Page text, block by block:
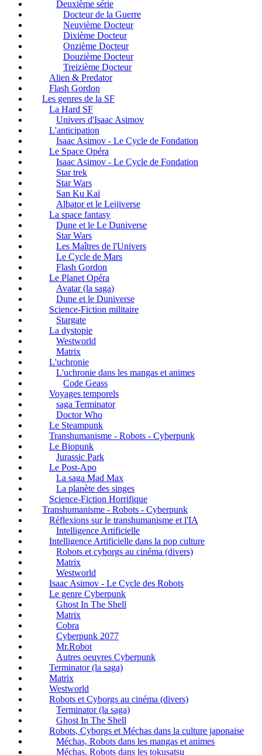
Deuxième série
Docteur de la Guerre
Neuvième Docteur
Dixième Docteur
Onzième Docteur
Douzième Docteur
Treizième Docteur
Alien & Predator
Flash Gordon
Les genres de la SF
La Hard SF
Univers d'Isaac Asimov
L'anticipation
Isaac Asimov - Le Cycle de Fondation
Le Space Opéra
Isaac Asimov - Le Cycle de Fondation
Star trek
Star Wars
San Ku Kaï
Albator et le Leijiverse
La space fantasy
Dune et le Le Duniverse
Star Wars
Les Maîtres de l'Univers
Le Cycle de Mars
Flash Gordon
Le Planet Opéra
Avatar (la saga)
Dune et le Duniverse
Science-Fiction militaire
Stargate
La dystopie
Westworld
Matrix
L'uchronie
L'uchronie dans les mangas et animes
Code Geass
Voyages temporels
saga Terminator
Doctor Who
Le Steampunk
Transhumanisme - Robots - Cyberpunk
Le Biopunk
Jurassic Park
Le Post-Apo
La saga Mad Max
La planète des singes
Science-Fiction Horrifique
Transhumanisme - Robots - Cyberpunk
Réflexions sur le transhumanisme et l'IA
Intelligence Artificielle
Intelligence Artificielle dans la pop culture
Robots et cyborgs au cinéma (divers)
Matrix
Westworld
Isaac Asimov - Le Cycle des Robots
Le genre Cyberpunk
Ghost In The Shell
Matrix
Cobra
Cyberpunk 2077
Mr.Robot
Autres oeuvres Cyberpunk
Terminator (la saga)
Matrix
Westworld
Robots et Cyborgs au cinéma (divers)
Terminator (la saga)
Ghost In The Shell
Robots, Cyborgs et Méchas dans la culture japonaise
Méchas, Robots dans les mangas et animes
Méchas, Robots dans les tokusatsu